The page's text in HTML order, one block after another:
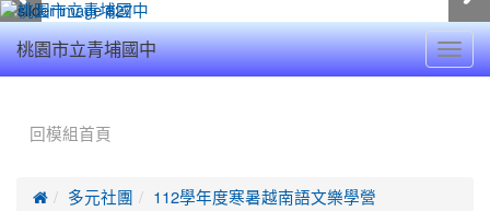
桃園市立青埔國中
回模組首頁
 多元社團
112學年度寒暑越南語文樂學營